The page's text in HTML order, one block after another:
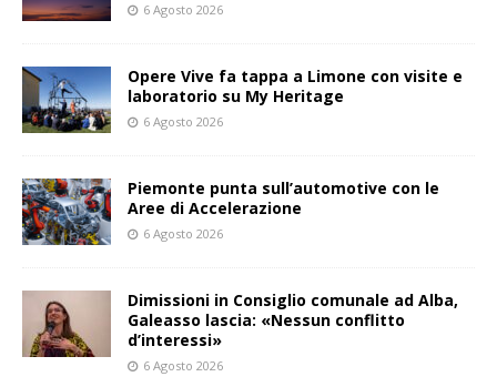
6 Agosto 2026
Opere Vive fa tappa a Limone con visite e
laboratorio su My Heritage
6 Agosto 2026
Piemonte punta sull’automotive con le
Aree di Accelerazione
6 Agosto 2026
Dimissioni in Consiglio comunale ad Alba,
Galeasso lascia: «Nessun conflitto
d’interessi»
6 Agosto 2026